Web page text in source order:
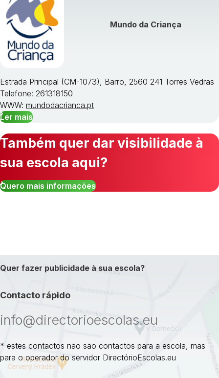
Mundo da Criança
Estrada Principal (CM-1073), Barro, 2560 241 Torres Vedras
Telefone: 261318150
WWW: mundodacrianca.pt
Ler mais
Também quer dar visibilidade à
sua escola aqui?
Quero mais informações
Quer fazer publicidade à sua escola?
Contacto rápido
info@directorioescolas.eu
* estes contactos não são contactos para a escola, mas
para o operador do servidor DirectórioEscolas.eu